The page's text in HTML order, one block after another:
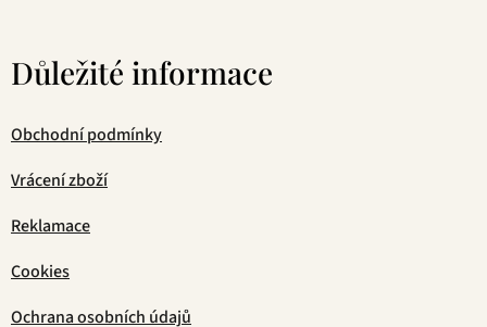
Důležité informace
Obchodní podmínky
Vrácení zboží
Reklamace
Cookies
Ochrana osobních údajů